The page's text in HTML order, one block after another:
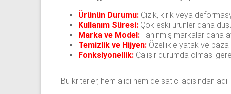
Ürünün Durumu: Çizik, kırık veya
Kullanım Süresi: Çok eski ürünler daha
Marka ve Model: Tanınmış markalar daha
Temizlik ve Hijyen: Özellikle yatak ve
Fonksiyonellik: Çalışır durumda olması
Bu kriterler, hem alıcı hem de satıcı açısından